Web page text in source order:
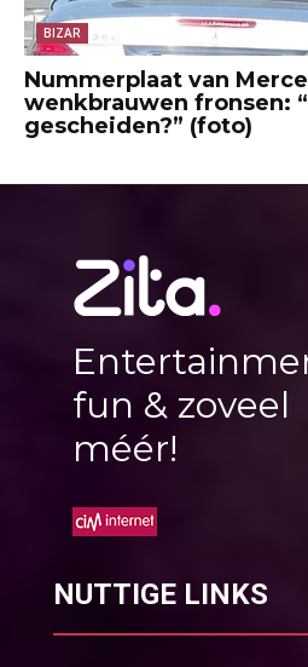
BIZAR
Nummerplaat van
wenkbrauwen fronsen:
gescheiden?” (foto)
fun & zoveel
méér!
NUTTIGE LINKS